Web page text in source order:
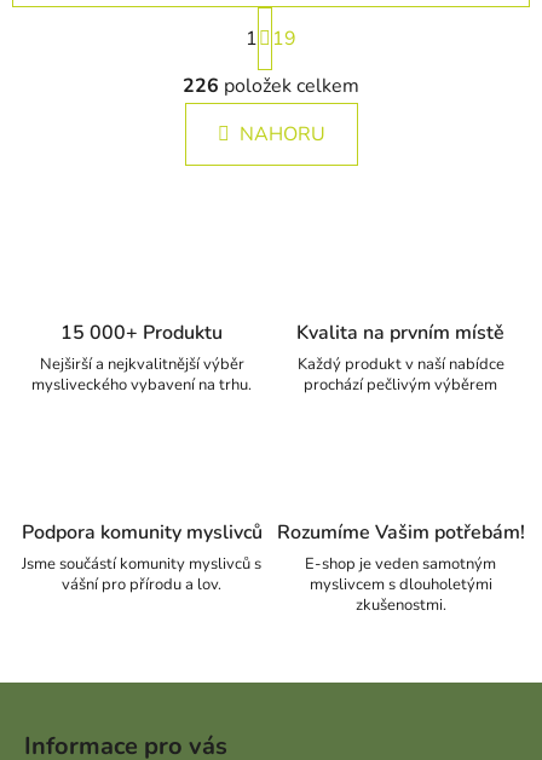
Ovládací prvky výpisu
Stránkování
1
19
226 položek celkem
NAHORU
15 000+ Produktu
Nejširší a nejkvalitnější výběr
mysliveckého vybavení na trhu.
Kvalita na prvním místě
Každý produkt v naší nabídce
prochází pečlivým výběrem
Podpora komunity myslivců
Jsme součástí komunity myslivců s
vášní pro přírodu a lov.
Rozumíme Vašim potřebám!
E-shop je veden samotným
myslivcem s dlouholetými
zkušenostmi.
Informace pro vás